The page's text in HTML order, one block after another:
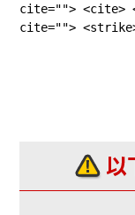
cite=""> <cite>
cite="">